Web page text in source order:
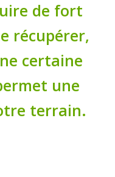
de fort
récupérer,
certaine
une
terrain.